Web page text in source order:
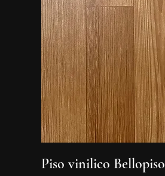
Piso vinilico Bellopiso